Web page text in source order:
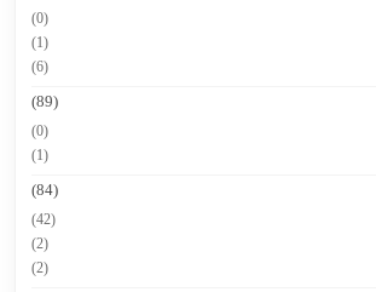
(0)
(1)
(6)
(89)
(0)
(1)
(84)
(42)
(2)
(2)